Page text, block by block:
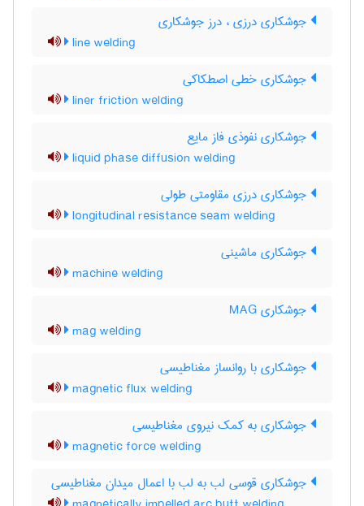
جوشکاری درزی ، درز جوشکاری
line welding
جوشکاری خطی اصطکاکی
liner friction welding
جوشکاری نفوذی فاز مایع
liquid phase diffusion welding
جوشکاری درزی مقاومتی طولی
longitudinal resistance seam welding
جوشکاری ماشینی
machine welding
جوشکاری MAG
mag welding
جوشکاری با روانساز مغناطیسی
magnetic flux welding
جوشکاری به کمک نیروی مغناطیسی
magnetic force welding
جوشکاری قوسی لب به لب با اعمال میدان مغناطیسی